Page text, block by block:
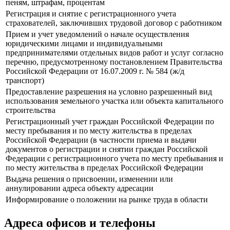
пеням, штрафам, процентам
Регистрация и снятие с регистрационного учета
страхователей, заключивших трудовой договор с работником
Прием и учет уведомлений о начале осуществления
юридическими лицами и индивидуальными
предпринимателями отдельных видов работ и услуг согласно
перечню, предусмотренному постановлением Правительства
Российской Федерации от 16.07.2009 г. № 584 (ж/д
транспорт)
Предоставление разрешения на условно разрешенный вид
использования земельного участка или объекта капитального
строительства
Регистрационный учет граждан Российской Федерации по
месту пребывания и по месту жительства в пределах
Российской Федерации (в частности приема и выдачи
документов о регистрации и снятии граждан Российской
Федерации с регистрационного учета по месту пребывания и
по месту жительства в пределах Российской Федерации
Выдача решения о присвоении, изменении или
аннулировании адреса объекту адресации
Информирование о положении на рынке труда в области
Адреса офисов и телефоны